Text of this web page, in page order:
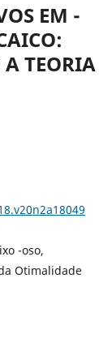
EM -
TEORIA
-oso,
Otimalidade